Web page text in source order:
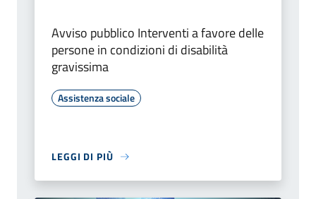
Avviso pubblico Interventi a favore delle
persone in condizioni di disabilità
gravissima
Assistenza sociale
LEGGI DI PIÙ